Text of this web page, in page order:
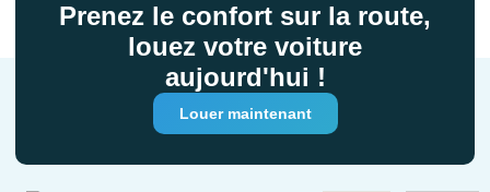
Prenez le confort sur la route,
louez votre voiture
aujourd'hui !
Louer maintenant